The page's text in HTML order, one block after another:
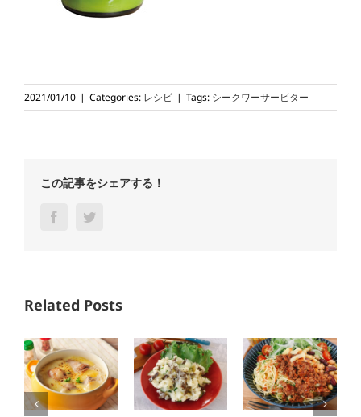
2021/01/10 | Categories: レシピ | Tags: シークワーサービター
この記事をシェアする！
Facebook
Related Posts